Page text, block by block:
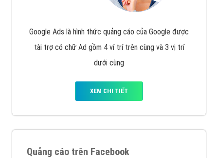
Google Ads là hình thức quảng cáo của Google được
tài trợ có chữ Ad gồm 4 ví trí trên cùng và 3 vị trí
dưới cùng
XEM CHI TIẾT
Quảng cáo trên Facebook